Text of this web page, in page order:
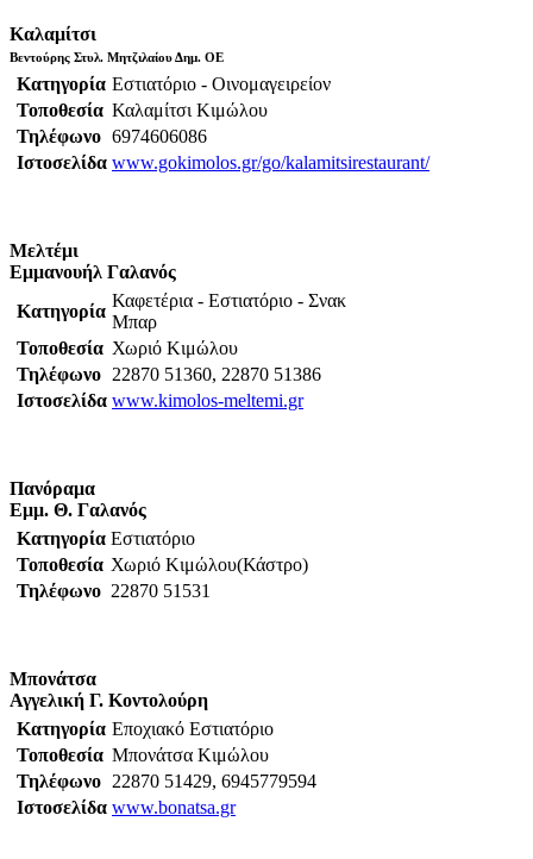
Καλαμίτσι
Βεντούρης Στυλ. Μητζιλαίου Δημ. ΟΕ
Κατηγορία Εστιατόριο - Οινομαγειρείον
Τοποθεσία Καλαμίτσι Κιμώλου
Τηλέφωνο 6974606086
Ιστοσελίδα www.gokimolos.gr/go/kalamitsirestaurant/
Μελτέμι
Εμμανουήλ Γαλανός
Κατηγορία
Καφετέρια - Εστιατόριο - Σνακ
Μπαρ
Τοποθεσία Χωριό Κιμώλου
Τηλέφωνο 22870 51360, 22870 51386
Ιστοσελίδα www.kimolos-meltemi.gr
Πανόραμα
Εμμ. Θ. Γαλανός
Κατηγορία Εστιατόριο
Τοποθεσία Χωριό Κιμώλου(Κάστρο)
Τηλέφωνο 22870 51531
Μπονάτσα
Αγγελική Γ. Κοντολούρη
Κατηγορία Εποχιακό Εστιατόριο
Τοποθεσία Μπονάτσα Κιμώλου
Τηλέφωνο 22870 51429, 6945779594
Ιστοσελίδα www.bonatsa.gr